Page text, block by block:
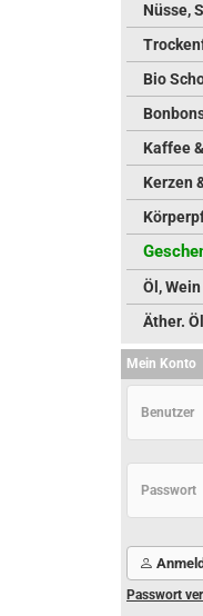
Nüsse,
Bio
Kaffee
Kerzen
Öl,
Äther.
Mein Konto
Passwort